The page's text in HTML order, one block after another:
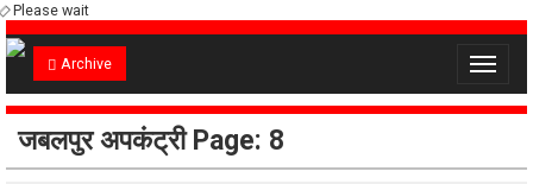
Please wait
Archive
Toggle
जबलपुर अपकंट्री Page: 8